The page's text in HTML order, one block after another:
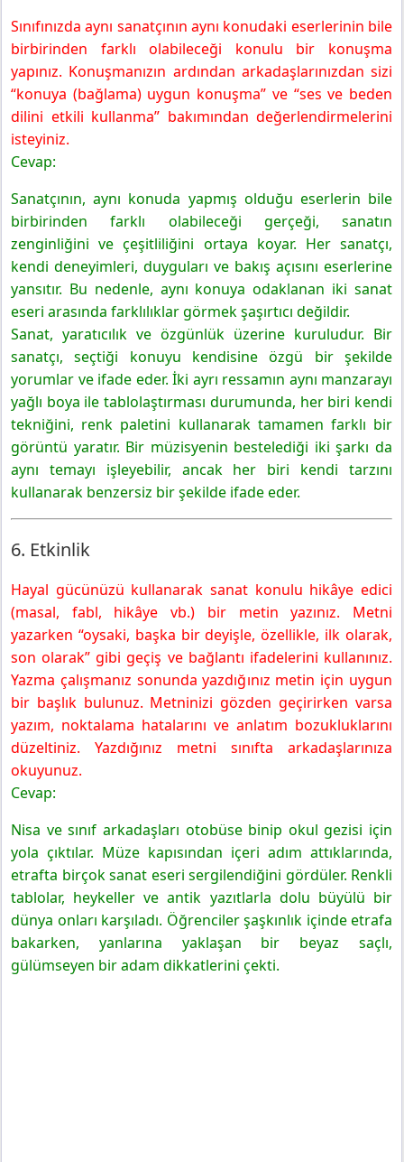
Sınıfınızda aynı sanatçının aynı konudaki eserlerinin bile
birbirinden farklı olabileceği konulu bir konuşma
yapınız. Konuşmanızın ardından arkadaşlarınızdan sizi
“konuya (bağlama) uygun konuşma” ve “ses ve beden
dilini etkili kullanma” bakımından değerlendirmelerini
isteyiniz.
Cevap:
Sanatçının, aynı konuda yapmış olduğu eserlerin bile
birbirinden farklı olabileceği gerçeği, sanatın
zenginliğini ve çeşitliliğini ortaya koyar. Her sanatçı,
kendi deneyimleri, duyguları ve bakış açısını eserlerine
yansıtır. Bu nedenle, aynı konuya odaklanan iki sanat
eseri arasında farklılıklar görmek şaşırtıcı değildir.
Sanat, yaratıcılık ve özgünlük üzerine kuruludur. Bir
sanatçı, seçtiği konuyu kendisine özgü bir şekilde
yorumlar ve ifade eder. İki ayrı ressamın aynı manzarayı
yağlı boya ile tablolaştırması durumunda, her biri kendi
tekniğini, renk paletini kullanarak tamamen farklı bir
görüntü yaratır. Bir müzisyenin bestelediği iki şarkı da
aynı temayı işleyebilir, ancak her biri kendi tarzını
kullanarak benzersiz bir şekilde ifade eder.
6. Etkinlik
Hayal gücünüzü kullanarak sanat konulu hikâye edici
(masal, fabl, hikâye vb.) bir metin yazınız. Metni
yazarken “oysaki, başka bir deyişle, özellikle, ilk olarak,
son olarak” gibi geçiş ve bağlantı ifadelerini kullanınız.
Yazma çalışmanız sonunda yazdığınız metin için uygun
bir başlık bulunuz. Metninizi gözden geçirirken varsa
yazım, noktalama hatalarını ve anlatım bozukluklarını
düzeltiniz. Yazdığınız metni sınıfta arkadaşlarınıza
okuyunuz.
Cevap:
Nisa ve sınıf arkadaşları otobüse binip okul gezisi için
yola çıktılar. Müze kapısından içeri adım attıklarında,
etrafta birçok sanat eseri sergilendiğini gördüler. Renkli
tablolar, heykeller ve antik yazıtlarla dolu büyülü bir
dünya onları karşıladı. Öğrenciler şaşkınlık içinde etrafa
bakarken, yanlarına yaklaşan bir beyaz saçlı,
gülümseyen bir adam dikkatlerini çekti.